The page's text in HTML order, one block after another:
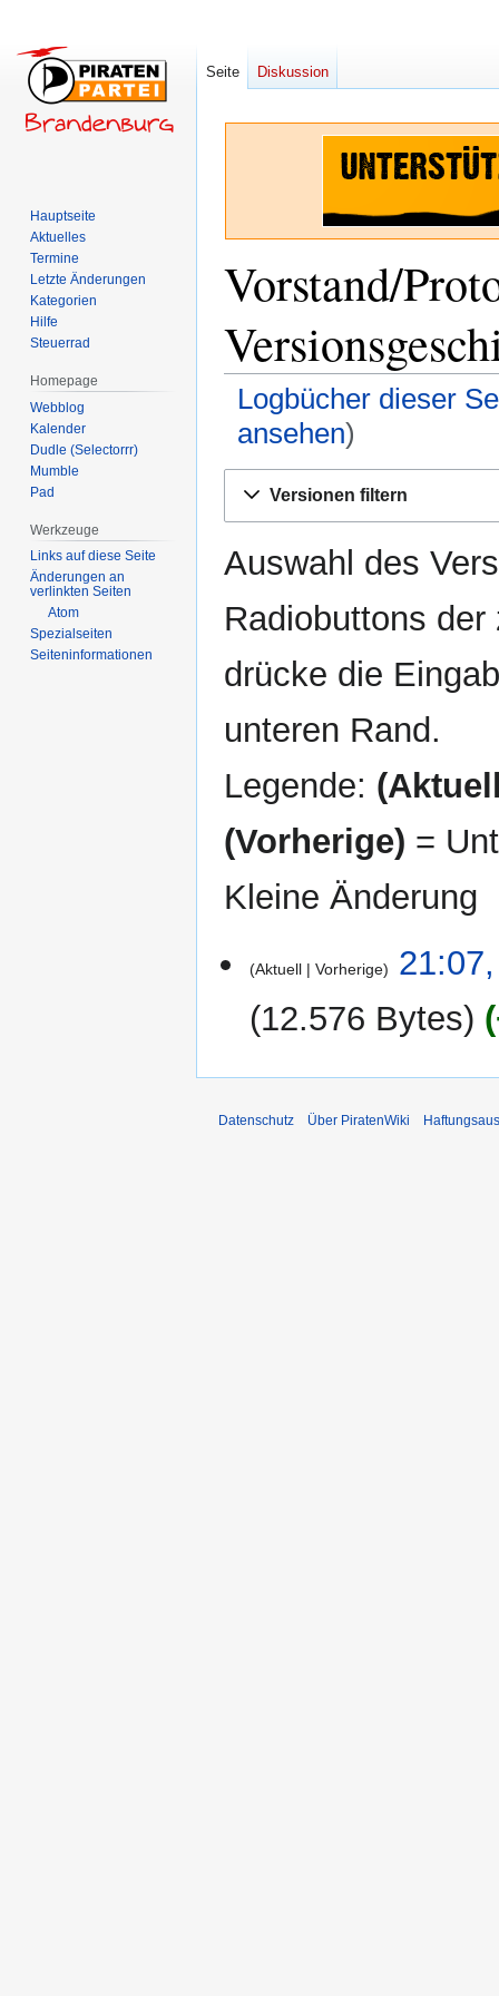
Vorstand/
Logbücher dieser
ansehen)
Navigation
Suche
Versionen filtern
Auswahl des
Radiobuttons
drücke die
unteren Rand.
Legende:
(Vorherige) =
Kleine Änderung
September
2025
Aktuell Vorherige
12.576 Bytes
Seite Diskussion
Hauptseite
Aktuelles
Termine
Letzte Änderungen
Kategorien
Hilfe
Steuerrad
Homepage
Webblog
Kalender
Dudle (Selectorrr)
Mumble
Pad
Werkzeuge
Links auf diese Seite
Änderungen an
verlinkten Seiten
Atom
Spezialseiten
Seiten­­informationen
Datenschutz Über PiratenWiki